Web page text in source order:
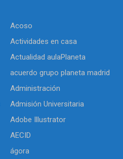
Acoso
Actividades en casa
Actualidad aulaPlaneta
acuerdo grupo planeta madrid
Administración
Admisión Universitaria
Adobe Illustrator
AECID
ágora